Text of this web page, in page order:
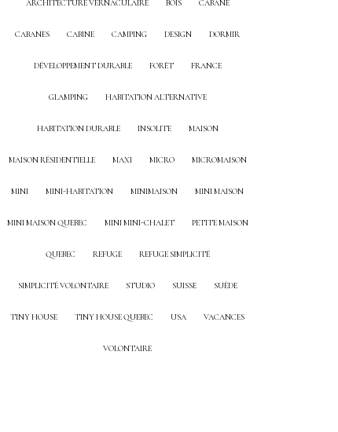
ARCHITECTURE VERNACULAIRE BOIS CABANE
CABANES CABINE CAMPING DESIGN DORMIR
DÉVELOPPEMENT DURABLE FORÊT FRANCE
GLAMPING HABITATION ALTERNATIVE
HABITATION DURABLE INSOLITE MAISON
MAISON RÉSIDENTIELLE MAXI MICRO MICROMAISON
MINI MINI-HABITATION MINIMAISON MINI MAISON
MINI MAISON QUEBEC MINI MINI-CHALET PETITE MAISON
QUEBEC REFUGE REFUGE SIMPLICITÉ
SIMPLICITÉ VOLONTAIRE STUDIO SUISSE SUÈDE
TINY HOUSE TINY HOUSE QUEBEC USA VACANCES
VOLONTAIRE